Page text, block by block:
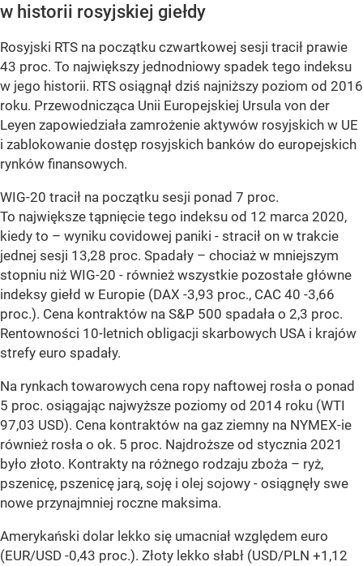
w historii rosyjskiej giełdy
Rosyjski RTS na początku czwartkowej sesji tracił prawie
43 proc. To największy jednodniowy spadek tego indeksu
w jego historii. RTS osiągnął dziś najniższy poziom od 2016
roku. Przewodnicząca Unii Europejskiej Ursula von der
Leyen zapowiedziała zamrożenie aktywów rosyjskich w UE
i zablokowanie dostęp rosyjskich banków do europejskich
rynków finansowych.
WIG-20 tracił na początku sesji ponad 7 proc.
To największe tąpnięcie tego indeksu od 12 marca 2020,
kiedy to – wyniku covidowej paniki - stracił on w trakcie
jednej sesji 13,28 proc. Spadały – chociaż w mniejszym
stopniu niż WIG-20 - również wszystkie pozostałe główne
indeksy giełd w Europie (DAX -3,93 proc., CAC 40 -3,66
proc.). Cena kontraktów na S&P 500 spadała o 2,3 proc.
Rentowności 10-letnich obligacji skarbowych USA i krajów
strefy euro spadały.
Na rynkach towarowych cena ropy naftowej rosła o ponad
5 proc. osiągając najwyższe poziomy od 2014 roku (WTI
97,03 USD). Cena kontraktów na gaz ziemny na NYMEX-ie
również rosła o ok. 5 proc. Najdroższe od stycznia 2021
było złoto. Kontrakty na różnego rodzaju zboża – ryż,
pszenicę, pszenicę jarą, soję i olej sojowy - osiągnęły swe
nowe przynajmniej roczne maksima.
Amerykański dolar lekko się umacniał względem euro
(EUR/USD -0,43 proc.). Złoty lekko słabł (USD/PLN +1,12